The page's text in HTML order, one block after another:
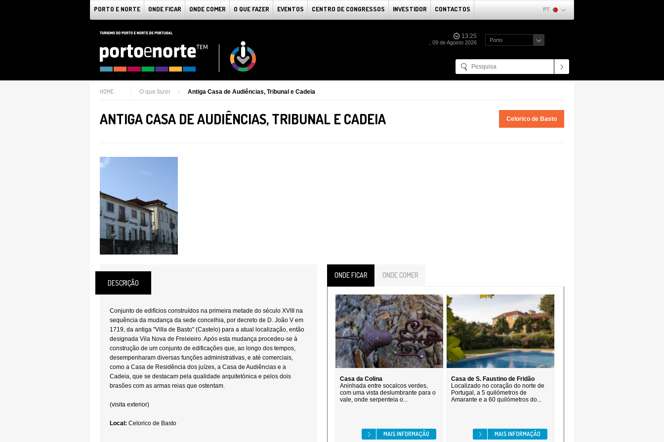
PORTO E NORTE ONDE FICAR ONDE COMER O QUE FAZER EVENTOS CENTRO DE CONGRESSOS INVESTIDOR CONTACTOS PT
13:25
, 09 de Agosto 2026 Porto
HOME O que fazer Antiga Casa de Audiências, Tribunal e Cadeia
ANTIGA CASA DE AUDIÊNCIAS, TRIBUNAL E CADEIA Celorico de Basto
DESCRIÇÃO
Conjunto de edifícios construídos na primeira metade do século XVIII na
sequência da mudança da sede concelhia, por decreto de D. João V em
1719, da antiga "Villa de Basto" (Castelo) para a atual localização, então
designada Vila Nova de Freixieiro. Após esta mudança procedeu-se à
construção de um conjunto de edificações que, ao longo dos tempos,
desempenharam diversas funções administrativas, e até comerciais,
como a Casa de Residência dos juízes, a Casa de Audiências e a
Cadeia, que se destacam pela qualidade arquitetónica e pelos dois
brasões com as armas reias que ostentam.
(visita exterior)
Local: Celorico de Basto
ONDE FICAR ONDE COMER
Casa da Colina
Aninhada entre socalcos verdes,
com uma vista deslumbrante para o
vale, onde serpenteia o...
MAIS INFORMAÇÃO
Casa de S. Faustino de Fridão
Localizado no coração do norte de
Portugal, a 5 quilómetros de
Amarante e a 60 quilómetros do...
MAIS INFORMAÇÃO